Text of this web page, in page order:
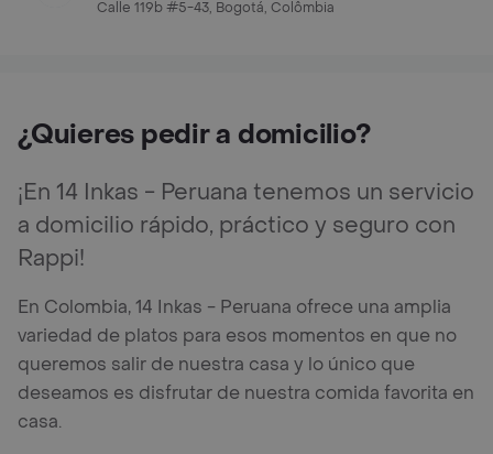
Calle 119b #5-43, Bogotá, Colômbia
¿Quieres pedir a domicilio?
¡En 14 Inkas - Peruana tenemos un servicio
a domicilio rápido, práctico y seguro con
Rappi!
En Colombia, 14 Inkas - Peruana ofrece una amplia
variedad de platos para esos momentos en que no
queremos salir de nuestra casa y lo único que
deseamos es disfrutar de nuestra comida favorita en
casa.